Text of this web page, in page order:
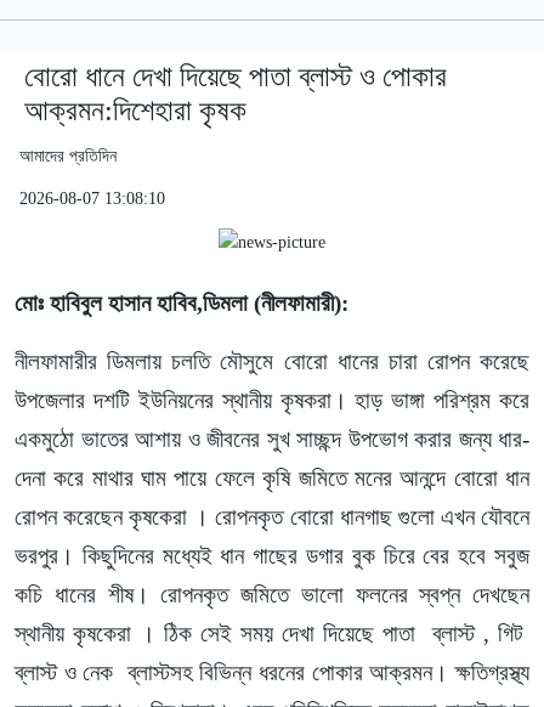
বোরো ধানে দেখা দিয়েছে পাতা ব্লাস্ট ও পোকার
আক্রমন:দিশেহারা কৃষক
আমাদের প্রতিদিন
2026-08-07 13:08:10
মোঃ হাবিবুল হাসান হাবিব,ডিমলা (নীলফামারী):
নীলফামারীর ডিমলায় চলতি মৌসুমে বোরো ধানের চারা রোপন করেছে
উপজেলার দশটি ইউনিয়নের স্থানীয় কৃষকরা। হাড় ভাঙ্গা পরিশ্রম করে
একমুঠো ভাতের আশায় ও জীবনের সুখ সাচ্ছন্দ উপভোগ করার জন্য ধার-
দেনা করে মাথার ঘাম পায়ে ফেলে কৃষি জমিতে মনের আনন্দে বোরো ধান
রোপন করেছেন কৃষকেরা । রোপনকৃত বোরো ধানগাছ গুলো এখন যৌবনে
ভরপুর। কিছুদিনের মধ্যেই ধান গাছের ডগার বুক চিরে বের হবে সবুজ
কচি ধানের শীষ। রোপনকৃত জমিতে ভালো ফলনের স্বপ্ন দেখছেন
স্থানীয় কৃষকেরা । ঠিক সেই সময় দেখা দিয়েছে পাতা ব্লাস্ট , গিট
ব্লাস্ট ও নেক ব্লাস্টসহ বিভিন্ন ধরনের পোকার আক্রমন। ক্ষতিগ্রস্থ্য